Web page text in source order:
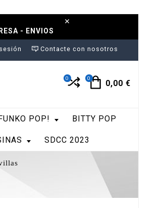
- ENVIOS
Contacte con nosotros
0
0,00 €
0
POP! BITTY POP
SDCC 2023